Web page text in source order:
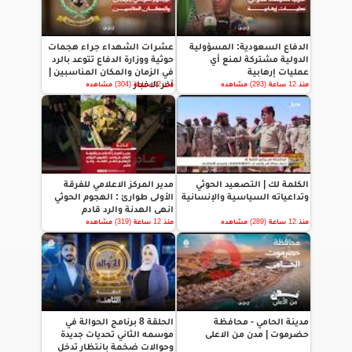
الدفاع السعودية: المسؤولية
الدولية مشتركة لمنع أي
عمليات إرهابية
منذ 12 ساعة (293) مشاهده
عشرات الشهداء جراء هجمات
حوثية ووزارة الدفاع تتوعد بالرد
في الزمان والمكان المناسبين |
آخر الاخبار
منذ 12 ساعة (304) مشاهده
الكلمة لك | التصعيد الحوثي
وتداعياته السياسية والإنسانية
منذ 12 ساعة (289) مشاهده
مدير المركز الاعلامي للفرقة
الأولى طوارئ : الهجوم الحوثي
انهى الهدنة والرد قادم
منذ 12 ساعة (319) مشاهده
مدينة الحامي - محافظة
حضرموت | مدن من الاعلى
الحلقة 8 برنامج الحوالة في
موسمه الثاني تحديات جديدة
وحوالات ضخمة بانتظار تدخل